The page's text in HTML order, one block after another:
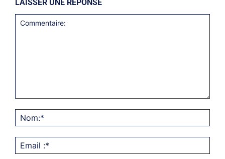
LAISSER UNE RÉPONSE
:*